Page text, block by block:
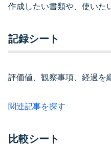
作成したい書類や、使いた
記録シート
評価値、観察事項、経過を
関連記事を探す
比較シート